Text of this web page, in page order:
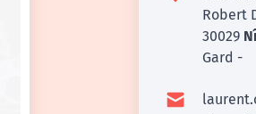
Robert
30029
Gard -